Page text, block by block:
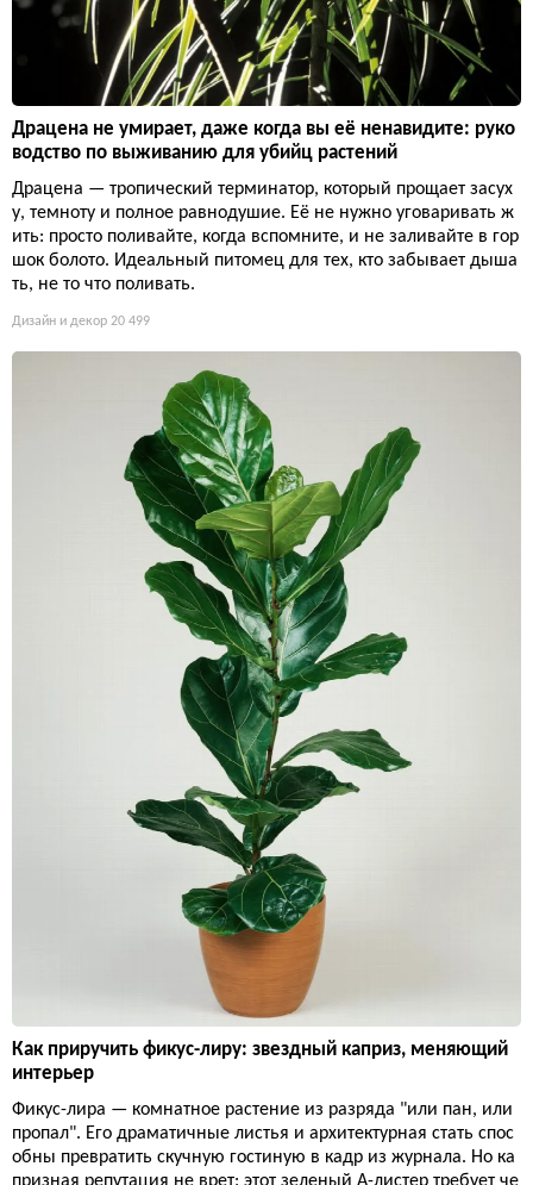
Драцена не умирает, даже когда вы её ненавидите: руко
водство по выживанию для убийц растений
Драцена — тропический терминатор, который прощает засух
у, темноту и полное равнодушие. Её не нужно уговаривать ж
ить: просто поливайте, когда вспомните, и не заливайте в гор
шок болото. Идеальный питомец для тех, кто забывает дыша
ть, не то что поливать.
Дизайн и декор 20 499
Как приручить фикус-лиру: звездный каприз, меняющий
интерьер
Фикус-лира — комнатное растение из разряда "или пан, или
пропал". Его драматичные листья и архитектурная стать спос
обны превратить скучную гостиную в кадр из журнала. Но ка